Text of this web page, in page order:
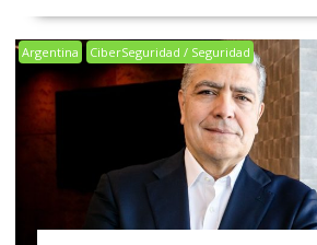
Argentina CiberSeguridad / Seguridad